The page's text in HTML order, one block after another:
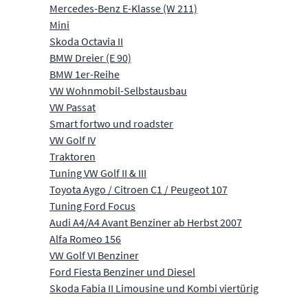
Mercedes-Benz E-Klasse (W 211)
Mini
Skoda Octavia II
BMW Dreier (E 90)
BMW 1er-Reihe
VW Wohnmobil-Selbstausbau
VW Passat
Smart fortwo und roadster
VW Golf IV
Traktoren
Tuning VW Golf II & III
Toyota Aygo / Citroen C1 / Peugeot 107
Tuning Ford Focus
Audi A4/A4 Avant Benziner ab Herbst 2007
Alfa Romeo 156
VW Golf VI Benziner
Ford Fiesta Benziner und Diesel
Skoda Fabia II Limousine und Kombi viertürig